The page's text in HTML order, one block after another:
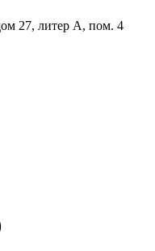
27, литер А, пом. 4